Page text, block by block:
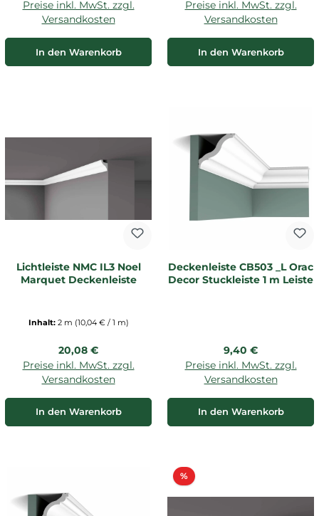
Preise inkl. MwSt. zzgl.
Versandkosten
In den Warenkorb
Preise inkl. MwSt. zzgl.
Versandkosten
In den Warenkorb
Lichtleiste NMC IL3 Noel
Marquet Deckenleiste
Inhalt: 2 m (10,04 € / 1 m)
Regulärer Preis:
20,08 €
Preise inkl. MwSt. zzgl.
Versandkosten
In den Warenkorb
Deckenleiste CB503 _L Orac
Decor Stuckleiste 1 m Leiste
Regulärer Preis:
9,40 €
Preise inkl. MwSt. zzgl.
Versandkosten
In den Warenkorb
%Rabatt